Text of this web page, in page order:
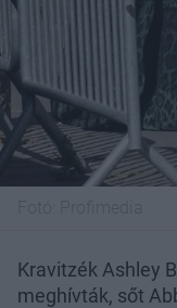
Kravitzék Ashley
meghívták, sőt